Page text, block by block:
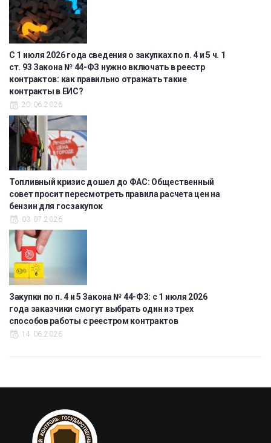
С 1 июля 2026 года сведения о закупках по п. 4 и 5 ч. 1
ст. 93 Закона № 44-ФЗ нужно включать в реестр
контрактов: как правильно отражать такие
контракты в ЕИС?
20.06.2026
Топливный кризис дошел до ФАС: Общественный
совет просит пересмотреть правила расчета цен на
бензин для госзакупок
03.07.2026
Закупки по п. 4 и 5 Закона № 44-ФЗ: с 1 июля 2026
года заказчики смогут выбрать один из трех
способов работы с реестром контрактов
14.06.2026